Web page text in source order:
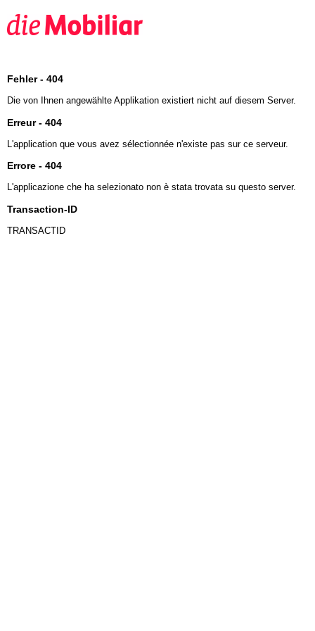
Fehler - 404
Die von Ihnen angewählte Applikation existiert nicht auf diesem Server.
Erreur - 404
L'application que vous avez sélectionnée n'existe pas sur ce serveur.
Errore - 404
L'applicazione che ha selezionato non è stata trovata su questo server.
Transaction-ID
TRANSACTID